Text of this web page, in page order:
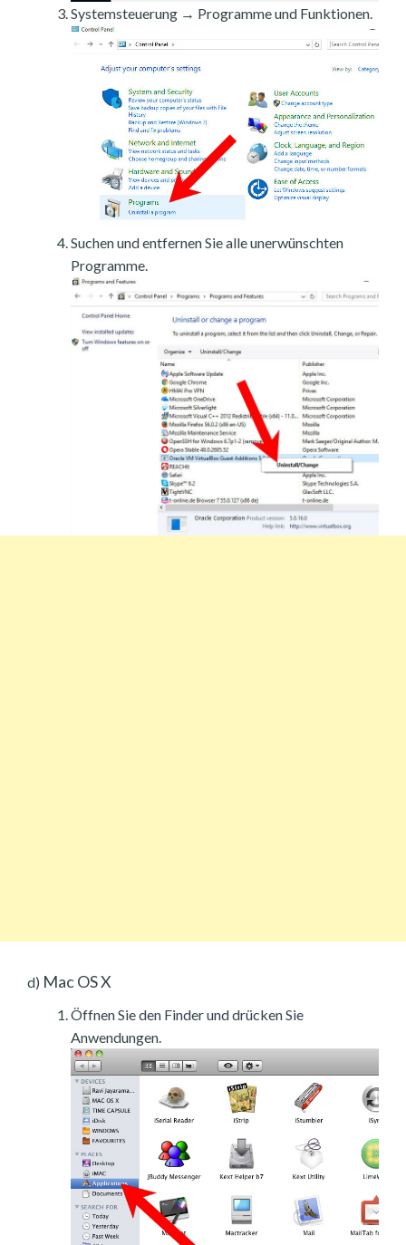
Systemsteuerung → Programme und Funktionen.
Suchen und entfernen Sie alle unerwünschten
Programme.
d) Mac OS X
Öffnen Sie den Finder und drücken Sie
Anwendungen.